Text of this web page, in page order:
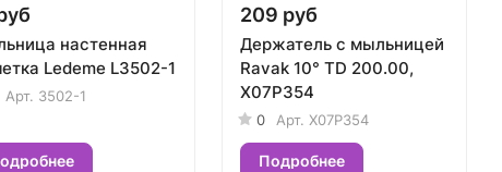
настенная
Ledeme L3502-1
Арт. 3502-1
209 руб
Держатель с мыльницей
Ravak 10° TD 200.00,
X07P354
0 Арт.X07P354
Подробнее